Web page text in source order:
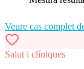
Veure cas complet
Salut i clíniques